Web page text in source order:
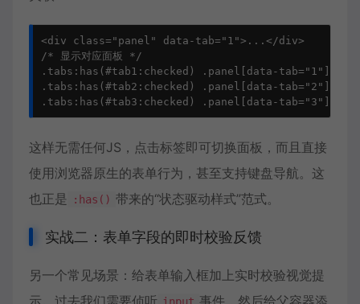
<div class="panel" data-tab="1">...</div>
/* 显示对应面板 */
.tabs:has(#tab1:checked) .panel[data-tab="1"],
.tabs:has(#tab2:checked) .panel[data-tab="2"],
.tabs:has(#tab3:checked) .panel[data-tab="3"] {
这样无需任何JS，点击标签即可切换面板，而且直接
使用浏览器原生的表单行为，甚至支持键盘导航。这
也正是
:has() 带来的“状态驱动样式”范式。
实战二：表单字段的即时校验反馈
另一个常见场景：给表单输入框加上实时校验视觉提
示。过去我们需要侦听
事件，然后给父容器添